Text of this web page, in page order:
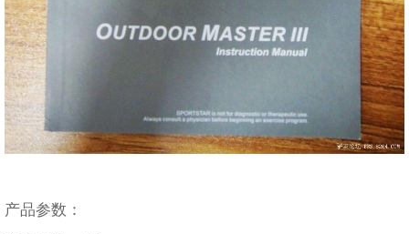
产品参数：